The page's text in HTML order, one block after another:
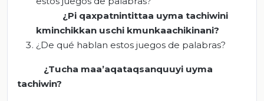
¿Pi qaxpatnintittaa uyma tachiwini
kminchikkan uschi kmunkaachikinani?
¿De qué hablan estos juegos de palabras?
¿Tucha maa’aqataqsanquuyi uyma
tachiwin?